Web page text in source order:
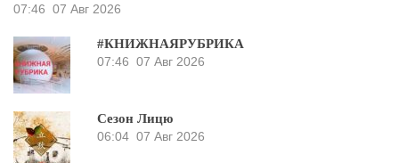
07:46 07 Авг 2026
#КНИЖНАЯРУБРИКА
07:46 07 Авг 2026
Сезон Лицю
06:04 07 Авг 2026